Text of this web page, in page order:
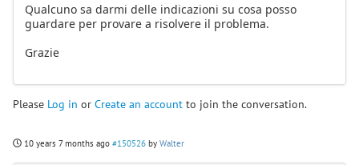
Qualcuno sa darmi delle indicazioni su cosa posso
guardare per provare a risolvere il problema.
Grazie
Please Log in or Create an account to join the conversation.
10 years 7 months ago #150526 byWalter